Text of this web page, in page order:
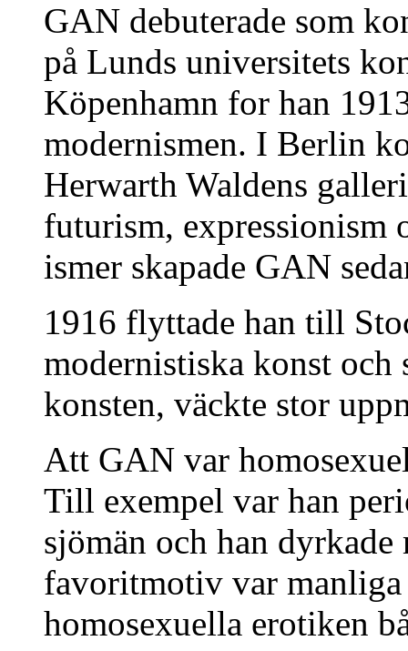
GAN debuterade som
på Lunds universitets
Köpenhamn for han
modernismen. I Berlin
Herwarth Waldens
futurism, expressionism
ismer skapade GAN
1916 flyttade han till
modernistiska konst och
konsten, väckte stor
Att GAN var
Till exempel var han
sjömän och han
favoritmotiv var
homosexuella erotiken